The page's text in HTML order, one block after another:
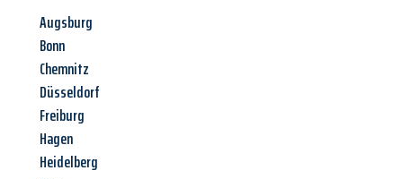
Augsburg
Bonn
Chemnitz
Düsseldorf
Freiburg
Hagen
Heidelberg